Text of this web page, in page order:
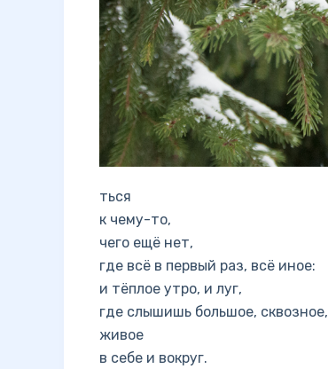
ться
к чему-то,
чего ещё нет,
где всё в первый раз, всё иное:
и тёплое утро, и луг,
где слышишь большое, сквозное,
живое
в себе и вокруг.